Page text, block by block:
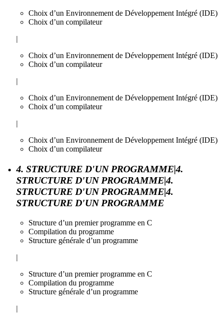
Choix d’un Environnement de Développement Intégré (IDE)
Choix d’un compilateur
|
Choix d’un Environnement de Développement Intégré (IDE)
Choix d’un compilateur
|
Choix d’un Environnement de Développement Intégré (IDE)
Choix d’un compilateur
|
Choix d’un Environnement de Développement Intégré (IDE)
Choix d’un compilateur
4. STRUCTURE D'UN PROGRAMME|4.
STRUCTURE D'UN PROGRAMME|4.
STRUCTURE D'UN PROGRAMME|4.
STRUCTURE D'UN PROGRAMME
Structure d’un premier programme en C
Compilation du programme
Structure générale d’un programme
|
Structure d’un premier programme en C
Compilation du programme
Structure générale d’un programme
|